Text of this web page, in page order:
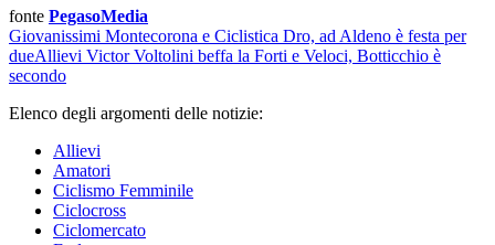
fonte PegasoMedia
Giovanissimi Montecorona e Ciclistica Dro, ad Aldeno è festa per
dueAllievi Victor Voltolini beffa la Forti e Veloci, Botticchio è
secondo
Elenco degli argomenti delle notizie:
Allievi
Amatori
Ciclismo Femminile
Ciclocross
Ciclomercato